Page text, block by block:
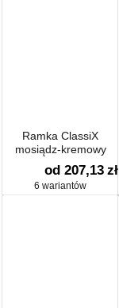
Ramka ClassiX
mosiądz-kremowy
od 207,13 zł
6 wariantów